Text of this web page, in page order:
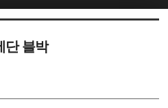
단 블박
치북5